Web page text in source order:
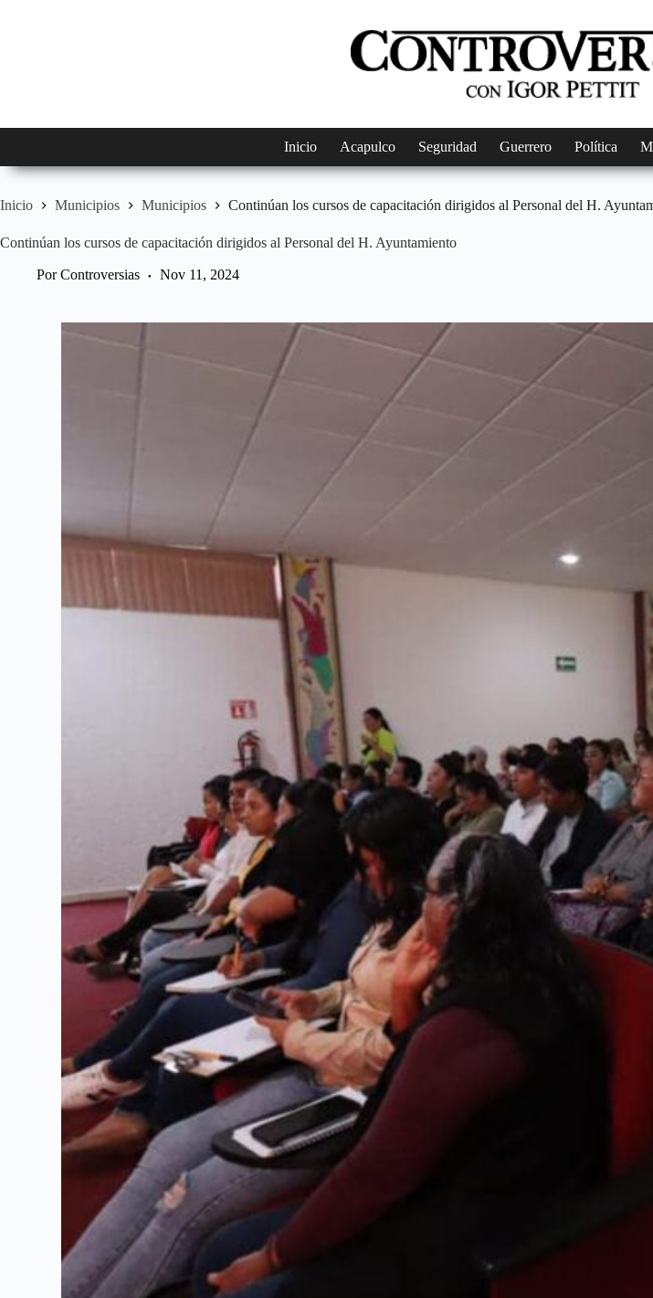
Inicio Acapulco Seguridad Guerrero Política
Inicio Municipios Municipios Continúan los cursos de capacitación dirigidos al Personal del H.
Continúan los cursos de capacitación dirigidos al Personal del H. Ayuntamiento
Por Controversias Nov 11, 2024